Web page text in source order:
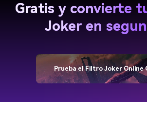
Gratis y convierte
Joker en
Prueba el Filtro Joker Online